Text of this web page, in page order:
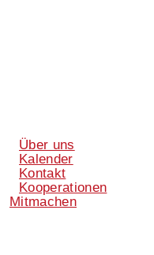
Über uns
Kalender
Kontakt
Kooperationen
Mitmachen